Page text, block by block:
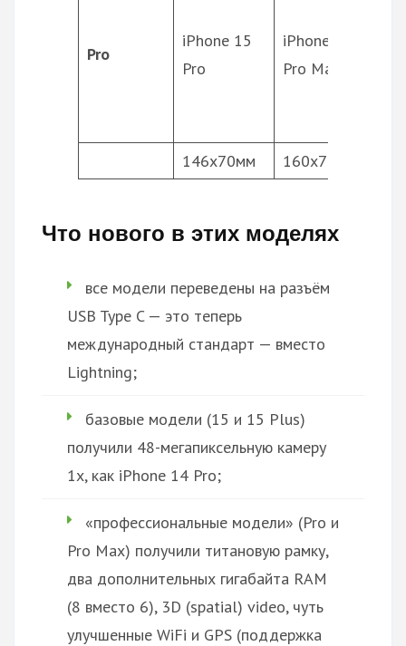
Pro
iPhone 15
Pro
iPhone 15
Pro Max
146х70мм
160х78мм
Что нового в этих моделях
все модели переведены на разъём
USB Type C — это теперь
международный стандарт — вместо
Lightning;
базовые модели (15 и 15 Plus)
получили 48-мегапиксельную камеру
1x, как iPhone 14 Pro;
«профессиональные модели» (Pro и
Pro Max) получили титановую рамку,
два дополнительных гигабайта RAM
(8 вместо 6), 3D (spatial) video, чуть
улучшенные WiFi и GPS (поддержка